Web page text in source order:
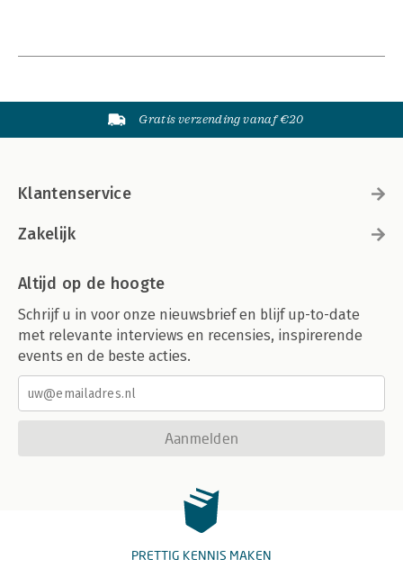
Gratis verzending vanaf €20
Klantenservice
Zakelijk
Altijd op de hoogte
Schrijf u in voor onze nieuwsbrief en blijf up-to-date
met relevante interviews en recensies, inspirerende
events en de beste acties.
Aanmelden
PRETTIG KENNIS MAKEN